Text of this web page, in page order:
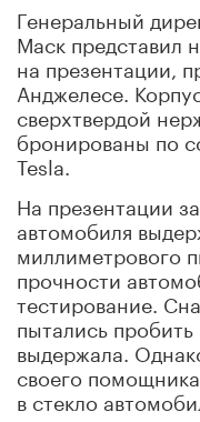
Генеральный
Маск представил
на презентации,
Анджелесе.
сверхтвердой
бронированы по
Tesla.
На презентации
автомобиля
миллиметрового
прочности
тестирование.
пытались
выдержала.
своего
в стекло